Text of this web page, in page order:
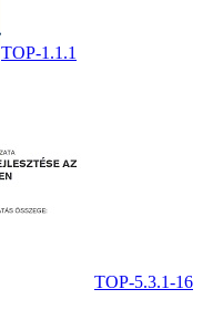
TOP-1.1.1
TOP-5.3.1-16